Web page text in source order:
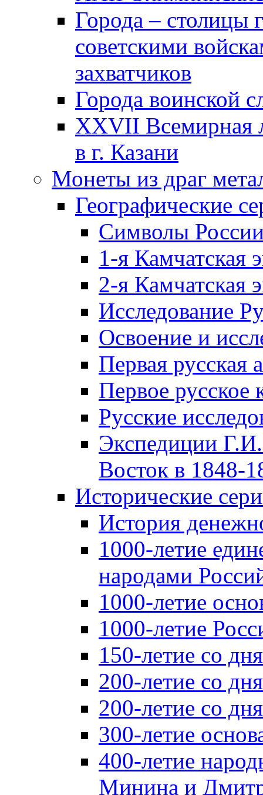
Города – столицы
советскими
захватчиков
Города воинской
XXVII Всемирная
в г. Казани
Монеты из драг
Географические
Символы
1-я Камчатская
2-я Камчатская
Исследование
Освоение и
Первая русская
Первое русское
Русские
Экспедиции
Восток в 1848-
Исторические
История
1000-летие
народами
1000-летие
1000-летие
150-летие со
200-летие со
200-летие со
300-летие
400-летие
Минина и